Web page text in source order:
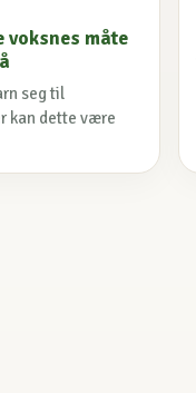
voksnes måte
seg til
kan dette være